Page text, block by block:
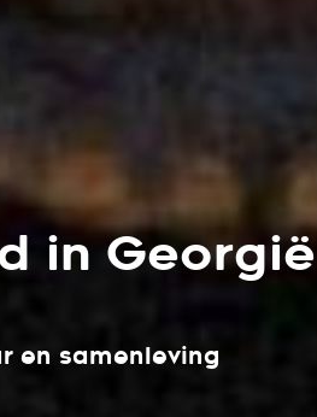
in Georgië
en samenleving